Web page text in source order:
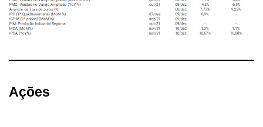
Ações